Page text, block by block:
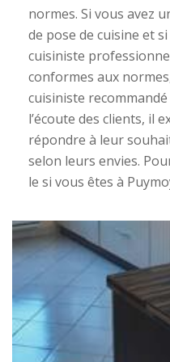
normes. Si vous avez
de pose de cuisine et
cuisiniste
conformes aux
cuisiniste
l’écoute des clients, il
répondre à leur
selon leurs envies.
le si vous êtes à